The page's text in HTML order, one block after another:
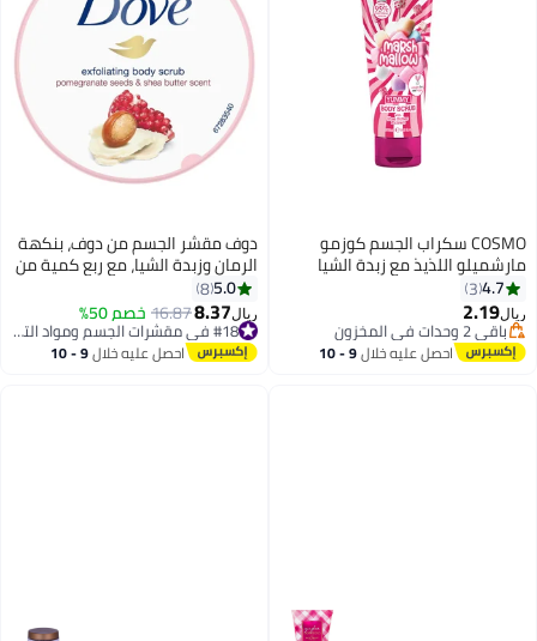
COSMO سكراب الجسم كوزمو
مارشميلو اللذيذ مع زبدة الشيا
للرجال والنساء 275 مل، سكراب
مقشر للجسم، مرطب ومغذي،
سكراب سكر، عطر فانيليا
ومارشميلو حلو، تنظيف عميق
للبشرة الميتة
4.7
3
ريال2.19
باقي 2 وحدات في المخزون
تم بيع +20 مؤخرًا
باقي 2 وحدات في المخزون احصل عليه خلال 9 - 10
دوف مقشر الجسم من دوف، بنكهة
الرمان وزبدة الشيا، مع ربع كمية من
الكريم المرطب، 225 مل
5.0
8
ريال8.37
16.87خصم 50%
تم بيع +20 مؤخرًا
احصل عليه خلال 9 - 10